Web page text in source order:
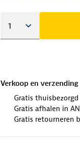
Verkoop en
Gratis
Gratis afhalen in
Gratis retourneren